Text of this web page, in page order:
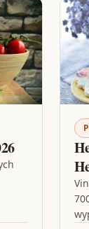
i